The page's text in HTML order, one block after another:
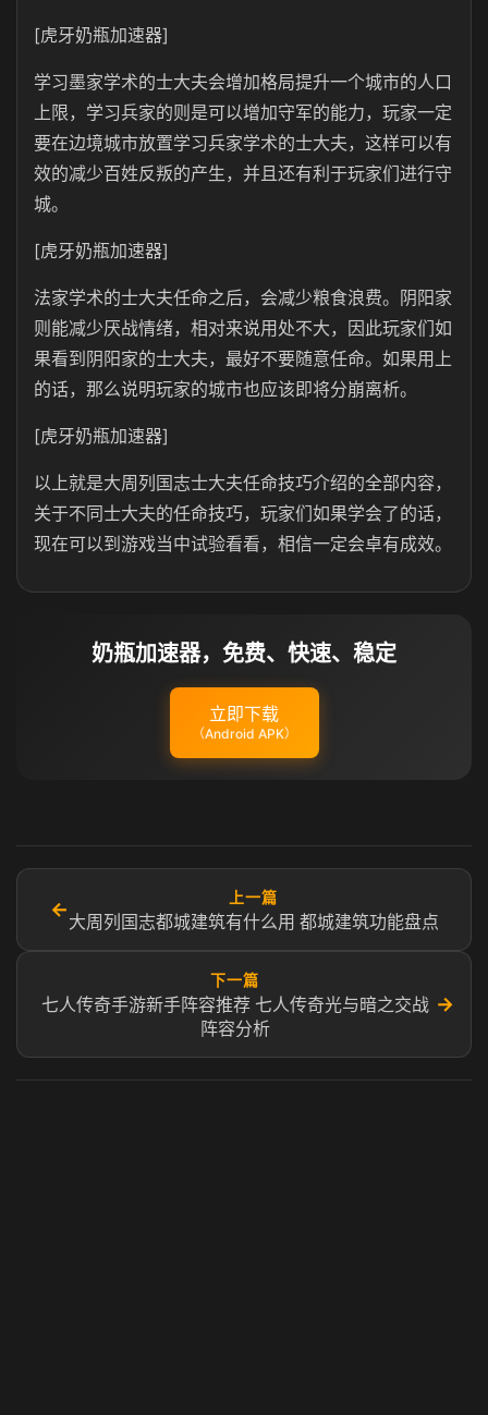
[虎牙奶瓶加速器]
学习墨家学术的士大夫会增加格局提升一个城市的人口
上限，学习兵家的则是可以增加守军的能力，玩家一定
要在边境城市放置学习兵家学术的士大夫，这样可以有
效的减少百姓反叛的产生，并且还有利于玩家们进行守
城。
[虎牙奶瓶加速器]
法家学术的士大夫任命之后，会减少粮食浪费。阴阳家
则能减少厌战情绪，相对来说用处不大，因此玩家们如
果看到阴阳家的士大夫，最好不要随意任命。如果用上
的话，那么说明玩家的城市也应该即将分崩离析。
[虎牙奶瓶加速器]
以上就是大周列国志士大夫任命技巧介绍的全部内容，
关于不同士大夫的任命技巧，玩家们如果学会了的话，
现在可以到游戏当中试验看看，相信一定会卓有成效。
奶瓶加速器，免费、快速、稳定
立即下载
（Android APK）
←
上一篇
大周列国志都城建筑有什么用 都城建筑功能盘点
下一篇
七人传奇手游新手阵容推荐 七人传奇光与暗之交战
阵容分析
→